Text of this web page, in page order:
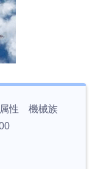
属性 機械族